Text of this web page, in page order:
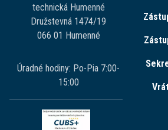
technická Humenné
Družstevná 1474/19
066 01 Humenné
Úradné hodiny: Po-Pia 7:00-
15:00